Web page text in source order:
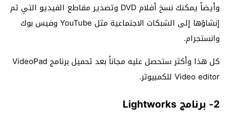
وأيضاً يمكنك نسخ أفلام DVD وتصدير مقاطع الفيديو التي تم
إنشاؤها إلى الشبكات الاجتماعية مثل YouTube وفيس بوك
وانستجرام.
كل هذا وأكثر ستحصل عليه مجاناً بعد تحميل برنامج VideoPad
Video editor للكمبيوتر.
2- برنامج Lightworks